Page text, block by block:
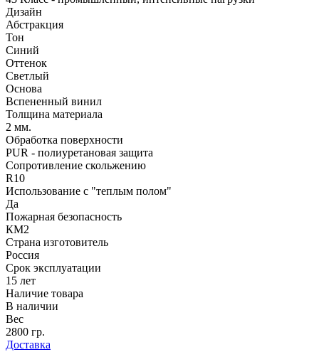
Дизайн
Абстракция
Тон
Синий
Оттенок
Светлый
Основа
Вспененный винил
Толщина материала
2 мм.
Обработка поверхности
PUR - полиуретановая защита
Сопротивление скольжению
R10
Использование с "теплым полом"
Да
Пожарная безопасность
КМ2
Страна изготовитель
Россия
Срок эксплуатации
15 лет
Наличие товара
В наличии
Вес
2800 гр.
Доставка